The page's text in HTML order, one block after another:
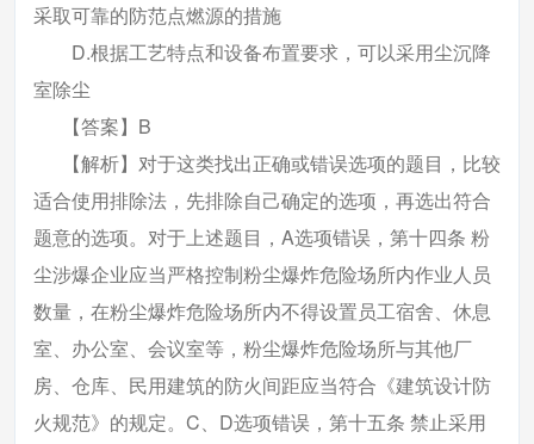
采取可靠的防范点燃源的措施
D.根据工艺特点和设备布置要求，可以采用尘沉降
室除尘
【答案】B
【解析】对于这类找出正确或错误选项的题目，比较
适合使用排除法，先排除自己确定的选项，再选出符合
题意的选项。对于上述题目，A选项错误，第十四条 粉
尘涉爆企业应当严格控制粉尘爆炸危险场所内作业人员
数量，在粉尘爆炸危险场所内不得设置员工宿舍、休息
室、办公室、会议室等，粉尘爆炸危险场所与其他厂
房、仓库、民用建筑的防火间距应当符合《建筑设计防
火规范》的规定。C、D选项错误，第十五条 禁止采用